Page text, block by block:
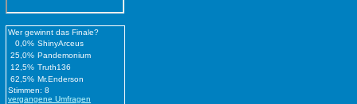
Wer gewinnt das Finale?
0,0% ShinyArceus
25,0% Pandemonium
12,5% Truth136
62,5% Mr.Enderson
Stimmen: 8
vergangene Umfragen